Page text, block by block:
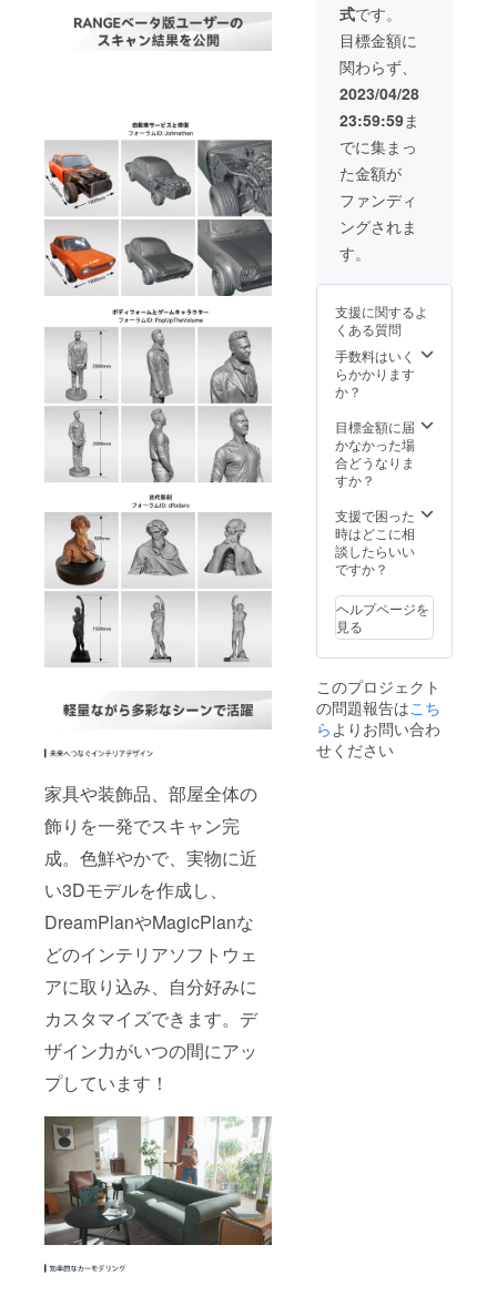
家具や装飾品、部屋全体の
飾りを一発でスキャン完
成。色鮮やかで、実物に近
い3Dモデルを作成し、
DreamPlanやMagicPlanな
どのインテリアソフトウェ
アに取り込み、自分好みに
カスタマイズできます。デ
ザイン力がいつの間にアッ
プしています！
シート
x1
（Micro
-B to
Type-
A）x1 ·
検査証
バッテ
リーハ
ンドル
x1 ·三脚
スタン
ドx1 ·2-
in-1
ルx1 ·
マー
カーx1 ·
粘着
タック
x1 ·吸光
式です。
目標金額に
関わらず、
2023/04/28
23:59:59ま
でに集まっ
た金額が
ファンディ
ングされま
す。
支援に関するよ
くある質問
手数料はいく
らかかります
か？
目標金額に届
かなかった場
合どうなりま
すか？
支援で困った
時はどこに相
談したらいい
ですか？
ヘルプページを
見る
このプロジェクト
の問題報告はこち
らよりお問い合わ
せください